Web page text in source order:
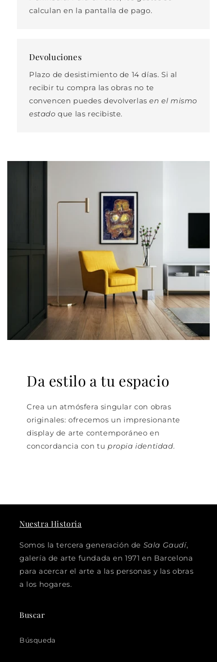
calculan en la pantalla de pago.
Devoluciones
Plazo de desistimiento de 14 días. Si al
recibir tu compra las obras no te
convencen puedes devolverlasen el mismo
estado que las recibiste.
Da estilo a tu espacio
Crea un atmósfera singular con obras
originales: ofrecemos un impresionante
display de arte contemporáneo en
concordancia con tu propia identidad.
Nuestra Historia
Somos la tercera generación de Sala Gaudí,
galería de arte fundada en 1971 en Barcelona
para acercar el arte a las personas y las obras
a los hogares.
Buscar
Búsqueda